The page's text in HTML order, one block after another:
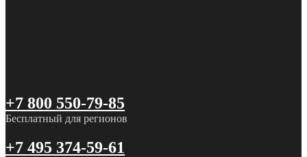
+7 800 550-79-85
Бесплатный для регионов
+7 495 374-59-61